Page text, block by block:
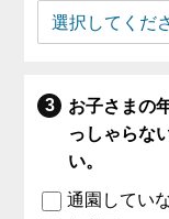
お子さまの
っしゃらな
い。
通園してい